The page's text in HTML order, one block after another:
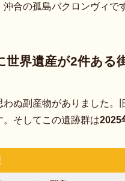
合の孤島バクロンヴィで
世界遺産が2件ある
わぬ副産物がありました。
。そしてこの遺跡群は2025